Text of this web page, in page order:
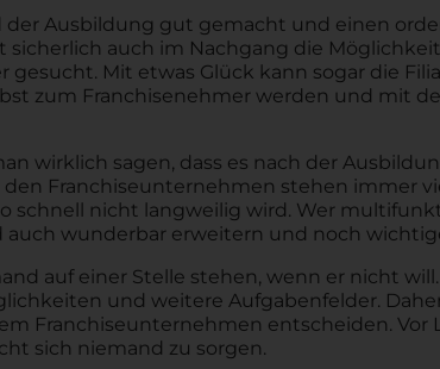
der Ausbildung gut gemacht und einen
sicherlich auch im Nachgang die
gesucht. Mit etwas Glück kann sogar die
zum Franchisenehmer werden und mit
wirklich sagen, dass es nach der
den Franchiseunternehmen stehen immer
schnell nicht langweilig wird. Wer
auch wunderbar erweitern und noch
auf einer Stelle stehen, wenn er nicht
und weitere Aufgabenfelder.
Franchiseunternehmen entscheiden. Vor
sich niemand zu sorgen.